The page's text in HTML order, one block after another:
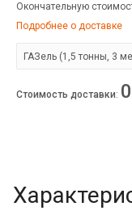
Окончательную
Подробнее о доставке
Стоимость доставки: 0